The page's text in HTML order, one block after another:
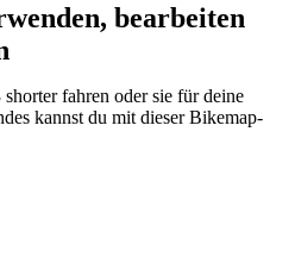
bearbeiten
fahren oder sie für deine
kannst du mit dieser Bikemap-